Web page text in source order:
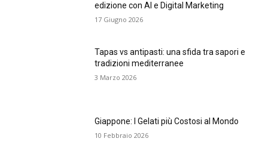
edizione con AI e Digital Marketing
17 Giugno 2026
Tapas vs antipasti: una sfida tra sapori e
tradizioni mediterranee
3 Marzo 2026
Giappone: I Gelati più Costosi al Mondo
10 Febbraio 2026